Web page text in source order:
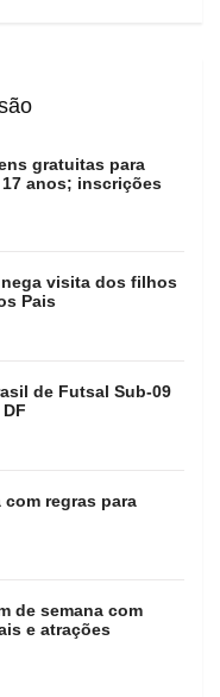
gratuitas para
anos; inscrições
visita dos filhos
Pais
de Futsal Sub-09
com regras para
de semana com
e atrações